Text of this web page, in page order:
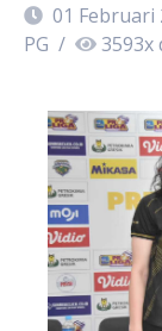
01 Februari
PG / 3593x